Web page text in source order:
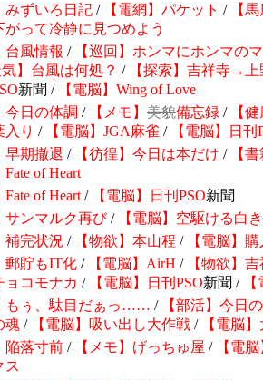
みずいろ日記 / 【電網】パケット /
【
がって冷静に見つめよう
台風情報 / 【巡回】 ホンマにホンマの
気】台風は何処？ /
【探索】吉祥寺→上
新聞 /
【電脳】Wing of Love
今日の体調 / 【メモ】 美貌備忘録 /
【
入り / 【電脳】JGA麻雀 / 【電脳】日刊
早期撤退 / 【彷徨】今日は本だけ /
【
Fate of Heart
Fate of Heart / 【電脳】日刊 PSO新聞
サンマルク再び/
【電脳】空駆ける白
補完状況 / 【物欲】本山程 /
【電脳】
郵貯もIT化 / 【電脳】AirH /
【物欲】
ョコモナカ / 【電脳】日刊 PSO新聞 /
もぅ、駄目だぁっ…… /
【部活】今日
魂 / 【電脳】吸い出し大作戦 /
【電脳
陥落寸前 / 【メモ】 げっちゅ屋 /
【電
ス